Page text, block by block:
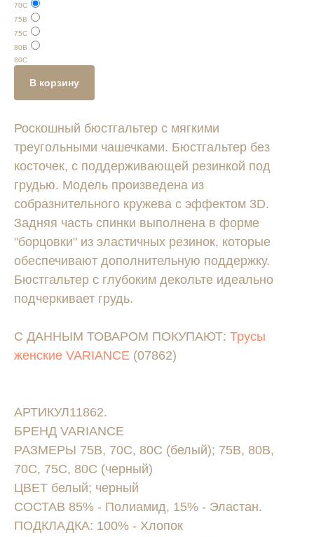
70С
75В
75С
80B
80С
В корзину
Роскошный бюстгальтер с мягкими
треугольными чашечками. Бюстгальтер без
косточек, с поддерживающей резинкой под
грудью. Модель произведена из
собразнительного кружева с эффектом 3D.
Задняя часть спинки выполнена в форме
"борцовки" из эластичных резинок, которые
обеспечивают дополнительную поддержку.
Бюстгальтер с глубоким декольте идеально
подчеркивает грудь.
С ДАННЫМ ТОВАРОМ ПОКУПАЮТ: Трусы
женские VARIANCE (07862)
АРТИКУЛ11862.
БРЕНД VARIANCE
РАЗМЕРЫ 75B, 70C, 80C (белый); 75B, 80B,
70C, 75C, 80C (черный)
ЦВЕТ белый; черный
СОСТАВ 85% - Полиамид, 15% - Эластан.
ПОДКЛАДКА: 100% - Хлопок